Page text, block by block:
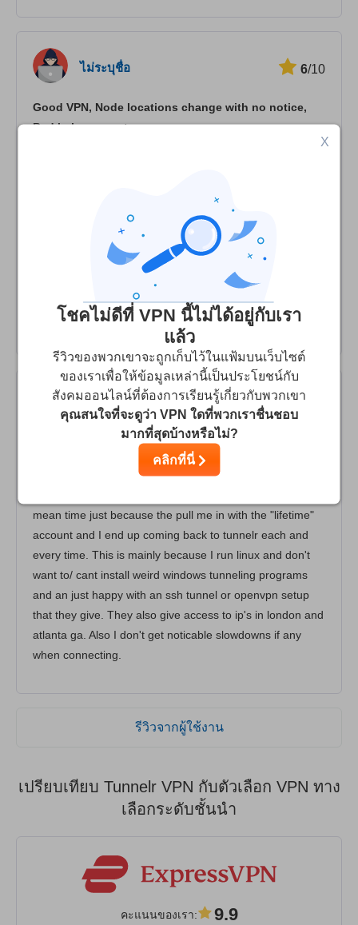
ไม่ระบุชื่อ 6/10
Good VPN, Node locations change with no notice,
Bad help support
those countries that are accessible only from those
geographical locations. Those nodes disappeared in the
fall and there is no information about whether they are
gone for good or just temporarily. I have contacted
service twice in the past two months about this, and never
got an answer. Last blog entry is for March so no
information about this in it.
ben
tunneling service of choice.
I haven't had any issues with the service yet after staying
mean time just because the pull me in with the "lifetime"
account and I end up coming back to tunnelr each and
every time. This is mainly because I run linux and don't
want to/ cant install weird windows tunneling programs
and an just happy with an ssh tunnel or openvpn setup
that they give. They also give access to ip's in london and
atlanta ga. Also I don't get noticable slowdowns if any
when connecting.
รีวิวจากผู้ใช้งาน
เปรียบเทียบ Tunnelr VPN กับตัวเลือก VPN ทาง
เลือกระดับชั้นนำ
คะแนนของเรา: 9.9
X
โชคไม่ดีที่ VPN นี้ไม่ได้อยู่กับเรา
แล้ว
รีวิวของพวกเขาจะถูกเก็บไว้ในแฟ้มบนเว็บไซต์
ของเราเพื่อให้ข้อมูลเหล่านี้เป็นประโยชน์กับ
สังคมออนไลน์ที่ต้องการเรียนรู้เกี่ยวกับพวกเขา
คุณสนใจที่จะดูว่า VPN ใดที่พวกเราชื่นชอบ
มากที่สุดบ้างหรือไม่?
คลิกที่นี่